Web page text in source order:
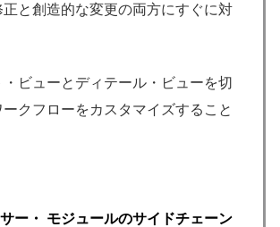
と創造的な変更の両方にすぐに対
ビューとディテール・ビューを切
ークフローをカスタマイズすること
ー・ モジュールのサイドチェーン